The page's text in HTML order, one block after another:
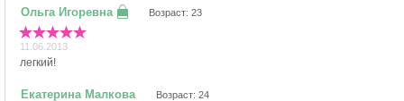
Возраст: 23
11.06.2013
легкий!
Возраст: 24